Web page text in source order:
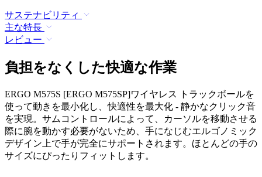
サステナビリティ
主な特長
レビュー
負担をなくした快適な作業
ERGO M575S [ERGO M575SP]ワイヤレス トラックボールを
使って動きを最小化し、快適性を最大化 - 静かなクリック音
を実現。サムコントロールによって、カーソルを移動させる
際に腕を動かす必要がないため、手になじむエルゴノミック
デザイン上で手が完全にサポートされます。ほとんどの手の
サイズにぴったりフィットします。